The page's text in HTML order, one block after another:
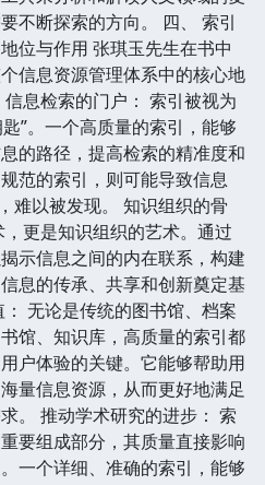
不断探索的方向。 四、 索引
位与作用 张琪玉先生在书中
信息资源管理体系中的核心地
息检索的门户： 索引被视为
”。一个高质量的索引，能够
的路径，提高检索的精准度和
范的索引，则可能导致信息
难以被发现。 知识组织的骨
更是知识组织的艺术。通过
示信息之间的内在联系，构建
息的传承、共享和创新奠定基
无论是传统的图书馆、档案
馆、知识库，高质量的索引都
户体验的关键。它能够帮助用
量信息资源，从而更好地满足
。 推动学术研究的进步： 索
要组成部分，其质量直接影响
一个详细、准确的索引，能够